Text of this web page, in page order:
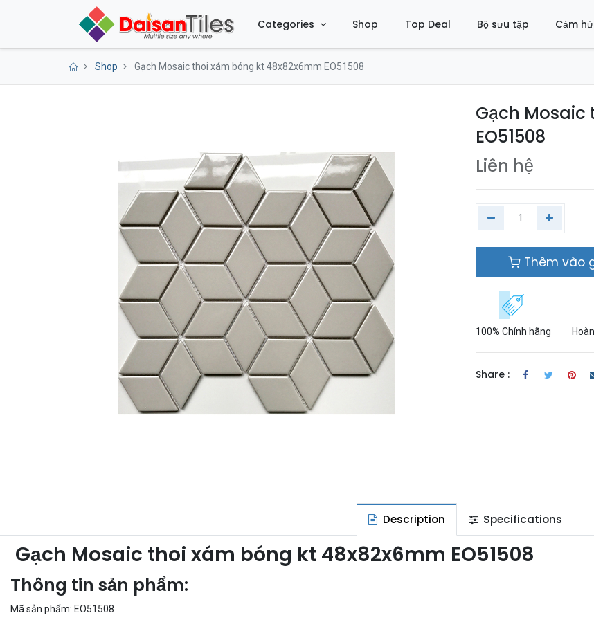
Categories Shop Top Deal Bộ sưu tập Cảm
Shop Gạch Mosaic thoi xám bóng kt 48x82x6mm EO51508
Gạch
EO51508
Liên hệ
Thêm vào
100% Chính hãng
Share :
Description Specifications
Gạch Mosaic thoi xám bóng kt 48x82x6mm EO51508
Thông tin sản phẩm:
Mã sản phẩm: EO51508